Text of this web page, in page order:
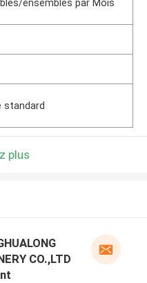
ensembles par Mois
standard
plus
CO.,LTD